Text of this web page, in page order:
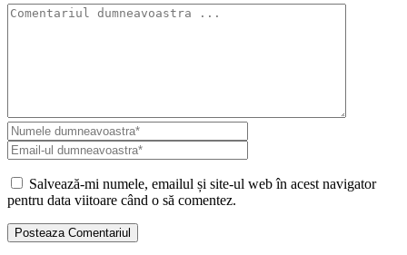
Salvează-mi numele, emailul și site-ul web în acest navigator
pentru data viitoare când o să comentez.